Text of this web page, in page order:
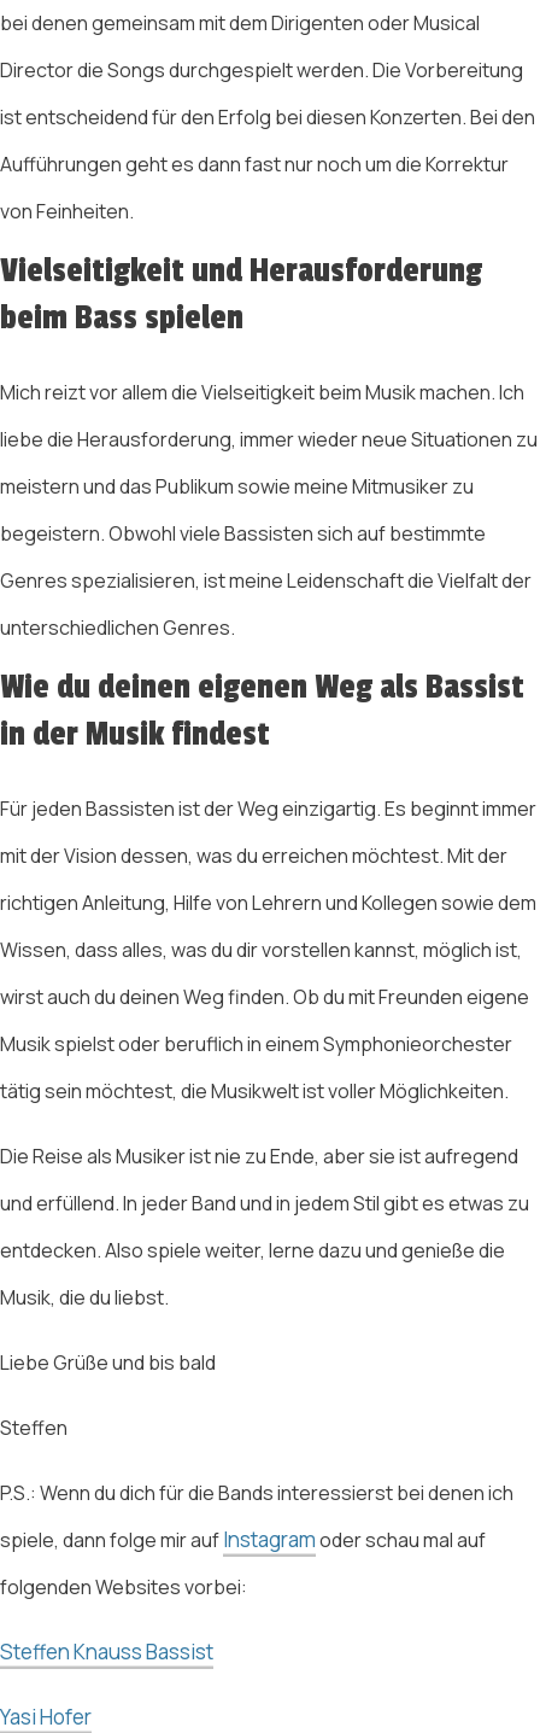
bei denen gemeinsam mit dem Dirigenten oder Musical
Director die Songs durchgespielt werden. Die Vorbereitung
ist entscheidend für den Erfolg bei diesen Konzerten. Bei den
Aufführungen geht es dann fast nur noch um die Korrektur
von Feinheiten.
Vielseitigkeit und Herausforderung
beim Bass spielen
Mich reizt vor allem die Vielseitigkeit beim Musik machen. Ich
liebe die Herausforderung, immer wieder neue Situationen zu
meistern und das Publikum sowie meine Mitmusiker zu
begeistern. Obwohl viele Bassisten sich auf bestimmte
Genres spezialisieren, ist meine Leidenschaft die Vielfalt der
unterschiedlichen Genres.
Wie du deinen eigenen Weg als Bassist
in der Musik findest
Für jeden Bassisten ist der Weg einzigartig. Es beginnt immer
mit der Vision dessen, was du erreichen möchtest. Mit der
richtigen Anleitung, Hilfe von Lehrern und Kollegen sowie dem
Wissen, dass alles, was du dir vorstellen kannst, möglich ist,
wirst auch du deinen Weg finden. Ob du mit Freunden eigene
Musik spielst oder beruflich in einem Symphonieorchester
tätig sein möchtest, die Musikwelt ist voller Möglichkeiten.
Die Reise als Musiker ist nie zu Ende, aber sie ist aufregend
und erfüllend. In jeder Band und in jedem Stil gibt es etwas zu
entdecken. Also spiele weiter, lerne dazu und genieße die
Musik, die du liebst.
Liebe Grüße und bis bald
Steffen
P.S.: Wenn du dich für die Bands interessierst bei denen ich
spiele, dann folge mir aufInstagramoder schau mal auf
folgenden Websites vorbei:
Steffen Knauss Bassist
Yasi Hofer